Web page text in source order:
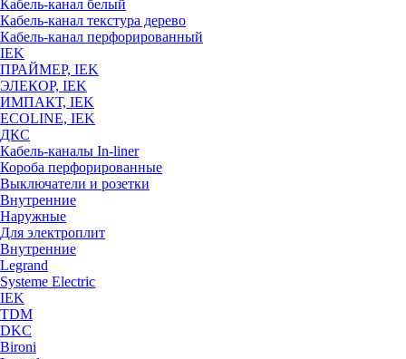
Кабель-канал белый
Кабель-канал текстура дерево
Кабель-канал перфорированный
IEK
ПРАЙМЕР, IEK
ЭЛЕКОР, IEK
ИМПАКТ, IEK
ECOLINE, IEK
ДКС
Кабель-каналы In-liner
Короба перфорированные
Выключатели и розетки
Внутренние
Наружные
Для электроплит
Внутренние
Legrand
Systeme Electric
IEK
TDM
DKC
Bironi